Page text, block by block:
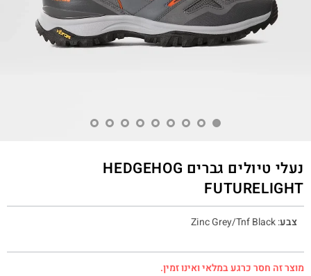
נעלי טיולים גברים HEDGEHOG
FUTURELIGHT
צבע:
Zinc Grey/Tnf Black
מוצר זה חסר כרגע במלאי ואינו זמין.